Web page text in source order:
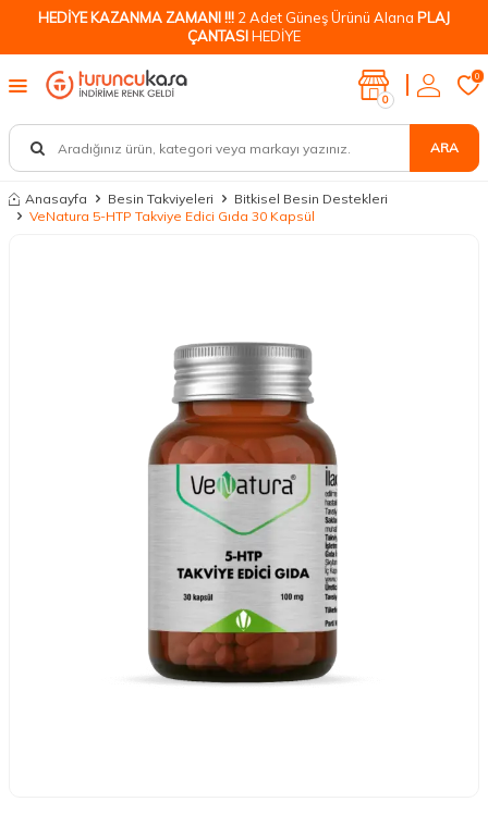
HEDİYE KAZANMA ZAMANI !!! 2 Adet Güneş Ürünü Alana PLAJ
ÇANTASIHEDİYE
ARA
0
0
Anasayfa Besin Takviyeleri
Bitkisel Besin Destekleri
VeNatura 5-HTP Takviye Edici Gıda 30 Kapsül